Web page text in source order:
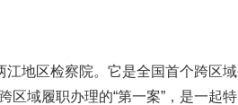
地区检察院。它是全国首个跨区
域履职办理的“第一案”，是一起